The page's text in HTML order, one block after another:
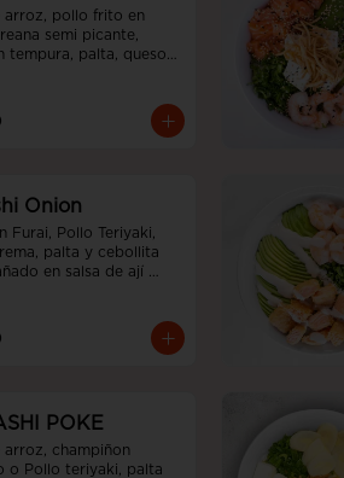
arroz, pollo frito en
semi picante,
tempura, palta, queso
Onion
Furai, Pollo Teriyaki,
palta y cebollita
en salsa de ají
POKE
arroz, champiñon
o Pollo teriyaki, palta